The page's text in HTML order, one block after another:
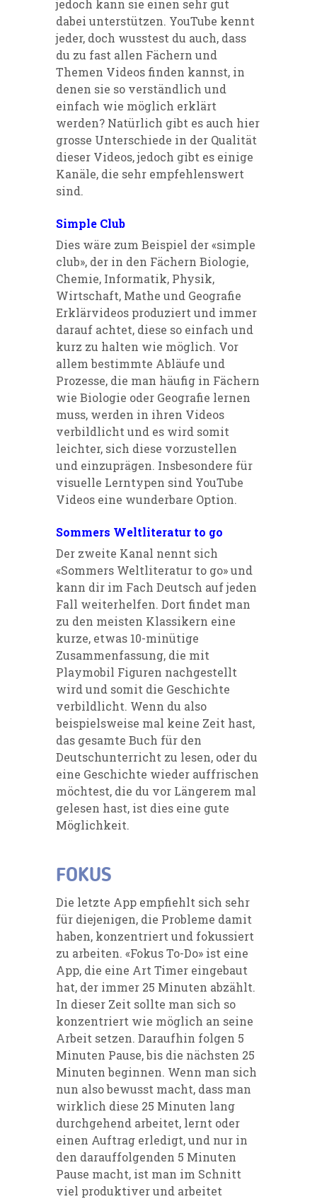
jedoch kann sie einen sehr gut
dabei unterstützen. YouTube kennt
jeder, doch wusstest du auch, dass
du zu fast allen Fächern und
Themen Videos finden kannst, in
denen sie so verständlich und
einfach wie möglich erklärt
werden? Natürlich gibt es auch hier
grosse Unterschiede in der Qualität
dieser Videos, jedoch gibt es einige
Kanäle, die sehr empfehlenswert
sind.
Simple Club
Dies wäre zum Beispiel der«simple
club», der in den Fächern Biologie,
Chemie, Informatik, Physik,
Wirtschaft, Mathe und Geografie
Erklärvideos produziert und immer
darauf achtet, diese so einfach und
kurz zu halten wie möglich. Vor
allem bestimmte Abläufe und
Prozesse, die man häufig in Fächern
wie Biologie oder Geografie lernen
muss, werden in ihren Videos
verbildlicht und es wird somit
leichter, sich diese vorzustellen
und einzuprägen. Insbesondere für
visuelle Lerntypen sind YouTube
Videos eine wunderbare Option.
Sommers Weltliteratur to go
Der zweite Kanal nennt sich
«Sommers Weltliteratur to go» und
kann dir im Fach Deutsch auf jeden
Fall weiterhelfen. Dort findet man
zu den meisten Klassikern eine
kurze, etwas 10-minütige
Zusammenfassung, die mit
Playmobil Figuren nachgestellt
wird und somit die Geschichte
verbildlicht. Wenn du also
beispielsweise mal keine Zeit hast,
das gesamte Buch für den
Deutschunterricht zu lesen, oder du
eine Geschichte wieder auffrischen
möchtest, die du vor Längerem mal
gelesen hast, ist dies eine gute
Möglichkeit.
FOKUS
Die letzte App empfiehlt sich sehr
für diejenigen, die Probleme damit
haben, konzentriert und fokussiert
zu arbeiten. «Fokus To-Do» ist eine
App, die eine Art Timer eingebaut
hat, der immer 25 Minuten abzählt.
In dieser Zeit sollte man sich so
konzentriert wie möglich an seine
Arbeit setzen. Daraufhin folgen 5
Minuten Pause, bis die nächsten 25
Minuten beginnen. Wenn man sich
nun also bewusst macht, dass man
wirklich diese 25 Minuten lang
durchgehend arbeitet, lernt oder
einen Auftrag erledigt, und nur in
den darauffolgenden 5 Minuten
Pause macht, ist man im Schnitt
viel produktiver und arbeitet